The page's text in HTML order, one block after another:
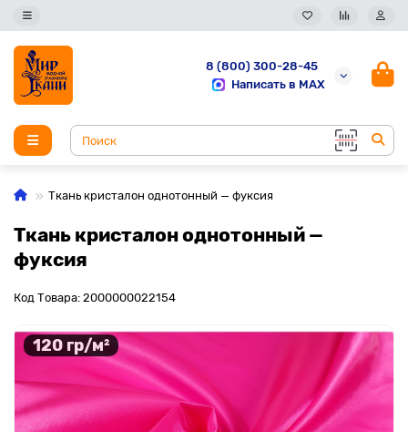
8 (800) 300-28-45
Написать в MAX
Ткань кристалон однотонный — фуксия
Ткань кристалон однотонный —
фуксия
Код Товара: 2000000022154
120 гр/м²